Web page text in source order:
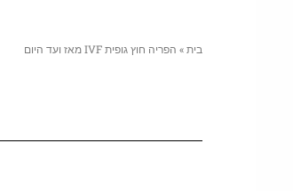
בית» הפריה חוץ גופית IVF מאז ועד היום